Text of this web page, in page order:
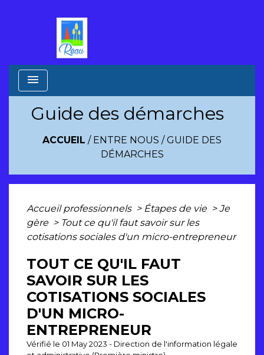
menu
Guide des démarches
ACCUEIL / ENTRE NOUS /GUIDE DES
DÉMARCHES
Accueil professionnels > Étapes de vie > Je
gère > Tout ce qu'il faut savoir sur les
cotisations sociales d'un micro-entrepreneur
TOUT CE QU'IL FAUT
SAVOIR SUR LES
COTISATIONS SOCIALES
D'UN MICRO-
ENTREPRENEUR
Vérifié le 01 May 2023 - Direction de l'information légale